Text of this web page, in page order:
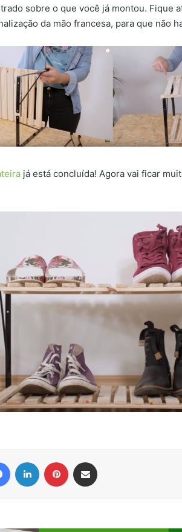
sobre o que você já montou. Fique
da mão francesa, para que não
já está concluída! Agora vai ficar
FacebookLinkedin Pinterest